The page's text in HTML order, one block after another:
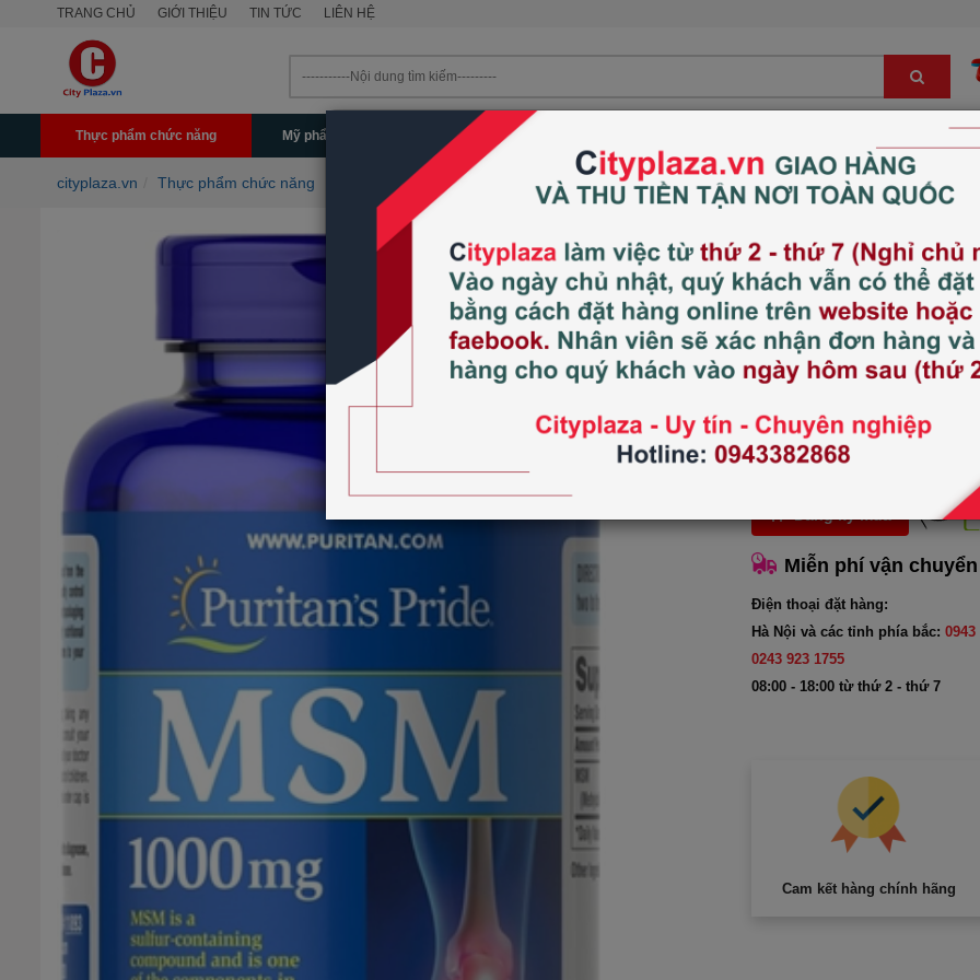
TRANG CHỦ GIỚI THIỆU TIN TỨC LIÊN HỆ
Thực phẩm chức năng Mỹ phẩm - Làm đẹp Mẹ & Bé
cityplaza.vn Thực phẩm chức năng
Viên uống bổ sung
Thương hiệu:
Puritan Pride
Xuất xứ:
Tình trạng:
Hết hàng
385.000 đ Giá thị trường
Miễn phí vận
Điện thoại đặt hàng:
Hà Nội và các tỉnh phía bắc: 0943
0243 923 1755
08:00 - 18:00 từ thứ 2 - thứ 7
Cam kết hàng chính hãng